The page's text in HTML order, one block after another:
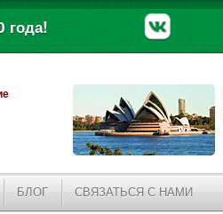
года!
БЛОГ СВЯЗАТЬСЯ С НАМИ